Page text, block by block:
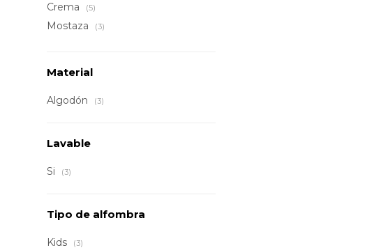
Crema (5)
Mostaza (3)
Material
Algodón (3)
Lavable
Si (3)
Tipo de alfombra
Kids (3)